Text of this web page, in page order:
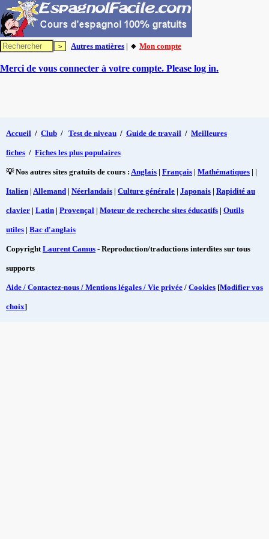
Autres matières | 🔸 Mon compte
Merci de vous connecter à votre compte. Please log in.
Accueil / Club / Test de niveau / Guide de travail / Meilleures
fiches / Fiches les plus populaires
💡 Nos autres sites gratuits de cours : Anglais | Français | Mathématiques | |
Italien | Allemand | Néerlandais | Culture générale | Japonais | Rapidité au
clavier | Latin | Provençal | Moteur de recherche sites éducatifs | Outils
utiles | Bac d'anglais
CopyrightLaurent Camus - Reproduction/traductions interdites sur tous
supports
Aide / Contactez-nous / Mentions légales / Vie privée / Cookies [Modifier vos
choix]